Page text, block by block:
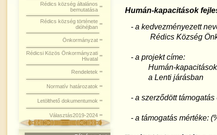
Rédics község általános
bemutatása
Rédics község története
dióhéjban
Önkormányzat
Rédicsi Közös Önkormányzati
Hivatal
Rendeletek
Normatív határozatok
Letölthető dokumentumok
Választás2019-2024
Humán-kapacitások
- a kedvezményezett
Rédics Község
- a projekt címe:
Humán-kapacitások
a Lenti járásban
- a szerződött
- a támogatás mértéke: